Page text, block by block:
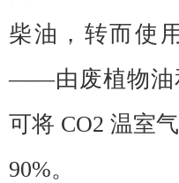
柴油，转而使
——由废植物
可将 CO2 温室
90%。